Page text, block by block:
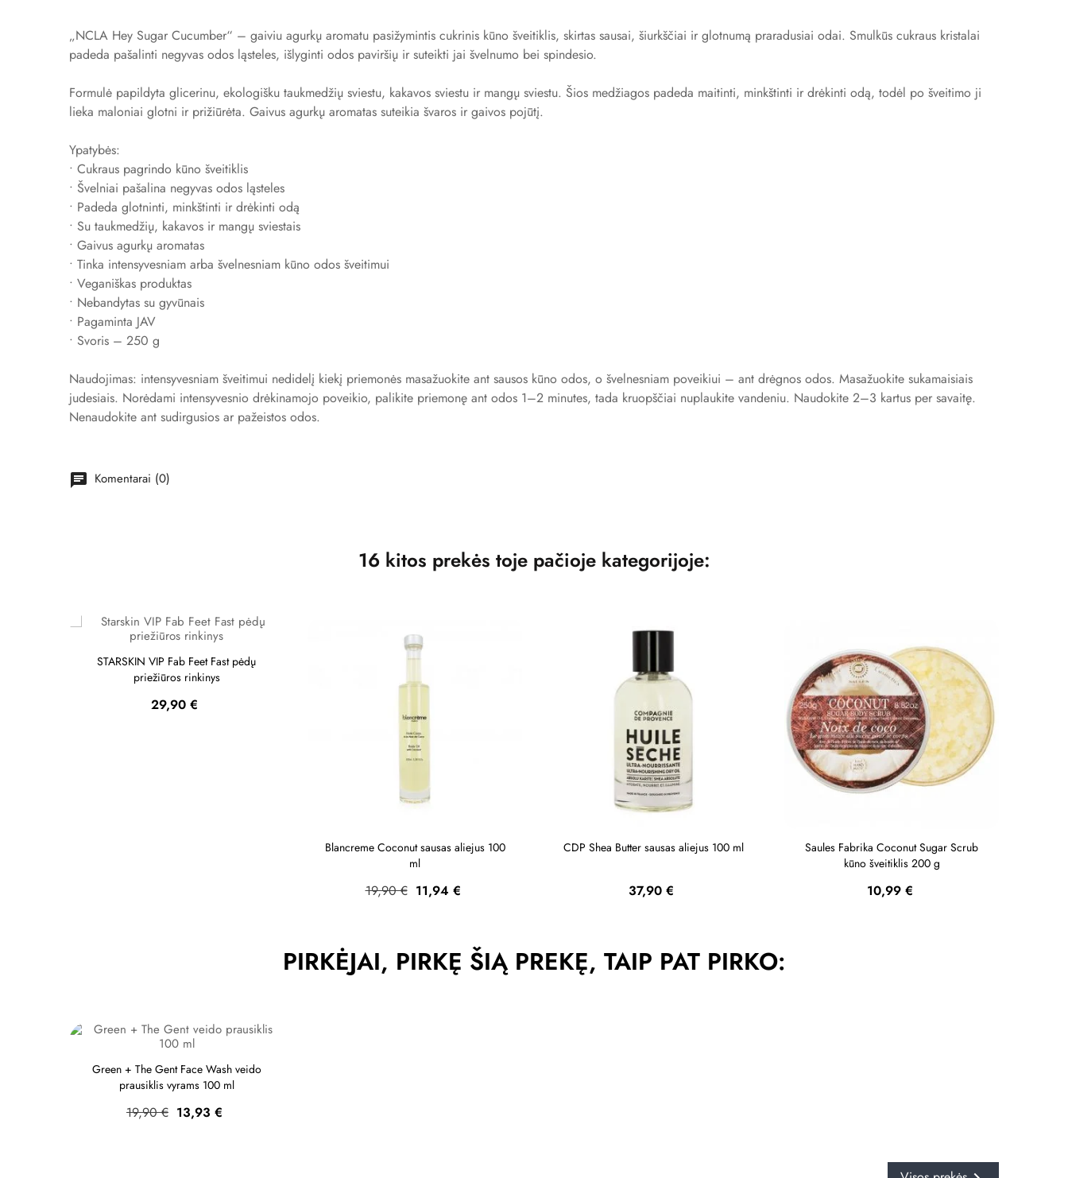
„NCLA Hey Sugar Cucumber“ – gaiviu agurkų aromatu pasižymintis cukrinis kūno šveitiklis, skirtas sausai, šiurkščiai ir glotnumą praradusiai odai. Smulkūs cukraus kristalai
padeda pašalinti negyvas odos ląsteles, išlyginti odos paviršių ir suteikti jai švelnumo bei spindesio.
Formulė papildyta glicerinu, ekologišku taukmedžių sviestu, kakavos sviestu ir mangų sviestu. Šios medžiagos padeda maitinti, minkštinti ir drėkinti odą, todėl po šveitimo ji
lieka maloniai glotni ir prižiūrėta. Gaivus agurkų aromatas suteikia švaros ir gaivos pojūtį.
Ypatybės:
• Cukraus pagrindo kūno šveitiklis
• Švelniai pašalina negyvas odos ląsteles
• Padeda glotninti, minkštinti ir drėkinti odą
• Su taukmedžių, kakavos ir mangų sviestais
• Gaivus agurkų aromatas
• Tinka intensyvesniam arba švelnesniam kūno odos šveitimui
• Veganiškas produktas
• Nebandytas su gyvūnais
• Pagaminta JAV
• Svoris – 250 g
Naudojimas: intensyvesniam šveitimui nedidelį kiekį priemonės masažuokite ant sausos kūno odos, o švelnesniam poveikiui – ant drėgnos odos. Masažuokite sukamaisiais
judesiais. Norėdami intensyvesnio drėkinamojo poveikio, palikite priemonę ant odos 1–2 minutes, tada kruopščiai nuplaukite vandeniu. Naudokite 2–3 kartus per savaitę.
Nenaudokite ant sudirgusios ar pažeistos odos.
chat Komentarai (0)
16 kitos prekės toje pačioje kategorijoje:
STARSKIN VIP Fab Feet Fast pėdų
priežiūros rinkinys
Kaina
29,90 €
Blancreme Coconut sausas aliejus 100
ml
Bazinė
19,90 € Kaina
11,94 €
CDP Shea Butter sausas aliejus 100 ml
Kaina
37,90 €
Saules Fabrika Coconut Sugar Scrub
kūno šveitiklis 200 g
Kaina
10,99 €
PIRKĖJAI, PIRKĘ ŠIĄ PREKĘ, TAIP PAT PIRKO:
Green + The Gent Face Wash veido
prausiklis vyrams 100 ml
Bazinė
19,90 € Kaina
13,93 €